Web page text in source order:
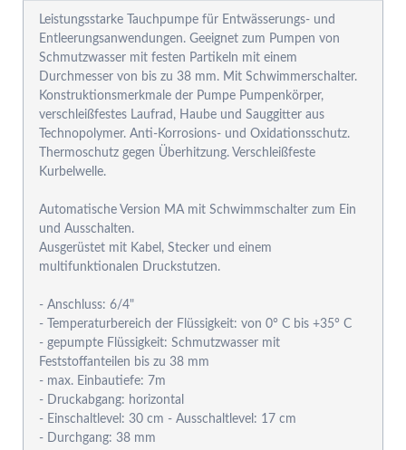
Leistungsstarke Tauchpumpe für Entwässerungs- und
Entleerungsanwendungen. Geeignet zum Pumpen von
Schmutzwasser mit festen Partikeln mit einem
Durchmesser von bis zu 38 mm. Mit Schwimmerschalter.
Konstruktionsmerkmale der Pumpe Pumpenkörper,
verschleißfestes Laufrad, Haube und Sauggitter aus
Technopolymer. Anti-Korrosions- und Oxidationsschutz.
Thermoschutz gegen Überhitzung. Verschleißfeste
Kurbelwelle.
Automatische Version MA mit Schwimmschalter zum Ein
und Ausschalten.
Ausgerüstet mit Kabel, Stecker und einem
multifunktionalen Druckstutzen.
- Anschluss: 6/4"
- Temperaturbereich der Flüssigkeit: von 0° C bis +35° C
- gepumpte Flüssigkeit: Schmutzwasser mit
Feststoffanteilen bis zu 38 mm
- max. Einbautiefe: 7m
- Druckabgang: horizontal
- Einschaltlevel: 30 cm - Ausschaltlevel: 17 cm
- Durchgang: 38 mm